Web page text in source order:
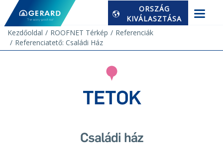
ORSZÁG
KIVÁLASZTÁSA
Kezdőoldal
ROOFNET Térkép
Referenciák
Referenciatető: Családi Ház
TETOK
Családi ház